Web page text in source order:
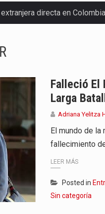
directa en
está lista para convertirse,
del cambio de gobierno, el
Barranquilla puso en
que prefiere lidiar con
el historial de
consolidándose como
venezolana Joaquina
Falleció El
Larga
Adriana Yelitza
El mundo de
fallecimiento
LEER MÁS
Posted in
Sin categoría